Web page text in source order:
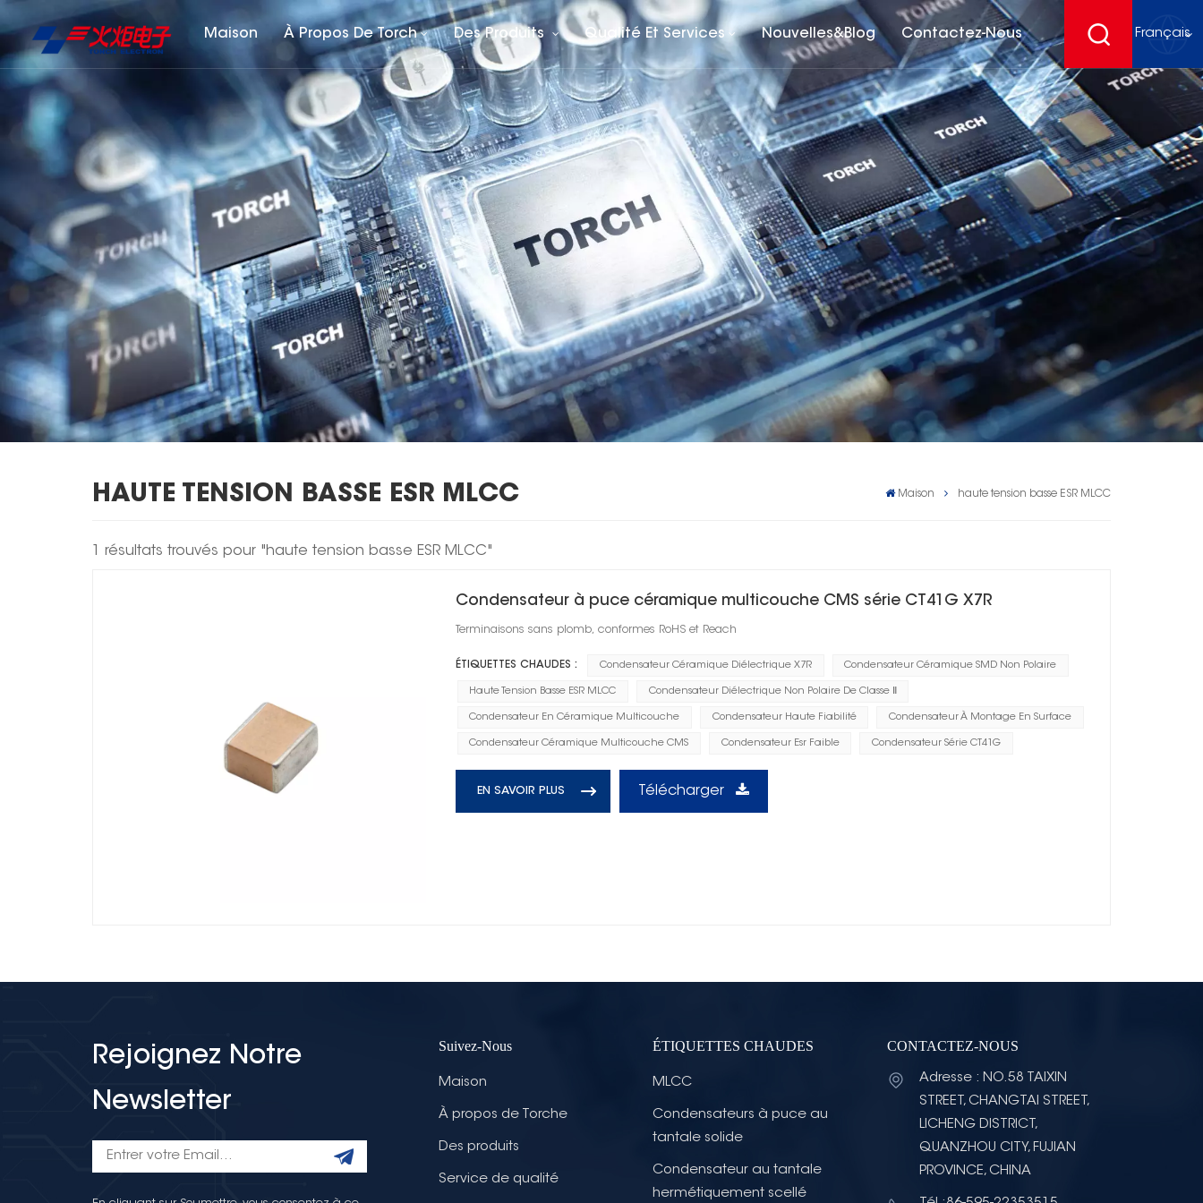
Maison À Propos De Torch Des Produits Qualité Et Services Nouvelles&Blog Contactez-Nous Français
English
français
Deutsch
español
HAUTE TENSION BASSE ESR MLCC Maison haute tension basse ESR MLCC
1 résultats trouvés pour "haute tension basse ESR MLCC"
Condensateur à puce céramique multicouche CMS série CT41G X7R
Terminaisons sans plomb, conformes RoHS et Reach
ÉTIQUETTES CHAUDES : Condensateur Céramique Diélectrique X7R Condensateur Céramique SMD Non Polaire
Haute Tension Basse ESR MLCC Condensateur Diélectrique Non Polaire De Classe Ⅱ
Condensateur En Céramique Multicouche Condensateur Haute Fiabilité Condensateur À Montage En Surface
Condensateur Céramique Multicouche CMS Condensateur Esr Faible Condensateur Série CT41G
EN SAVOIR PLUS Télécharger
Rejoignez Notre
Newsletter
Suivez-Nous
Maison
À propos de Torche
Des produits
Service de qualité
ÉTIQUETTES CHAUDES
MLCC
Condensateurs à puce au
tantale solide
Condensateur au tantale
hermétiquement scellé
CONTACTEZ-NOUS
Adresse : NO.58 TAIXIN
STREET, CHANGTAI STREET,
LICHENG DISTRICT,
QUANZHOU CITY, FUJIAN
PROVINCE, CHINA